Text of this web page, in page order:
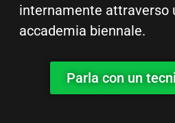
internamente attraverso
accademia biennale.
Parla con un